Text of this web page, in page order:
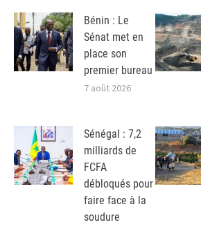
Bénin : Le
Sénat met en
place son
premier bureau
7 août 2026
Sénégal : 7,2
milliards de
FCFA
débloqués pour
faire face à la
soudure